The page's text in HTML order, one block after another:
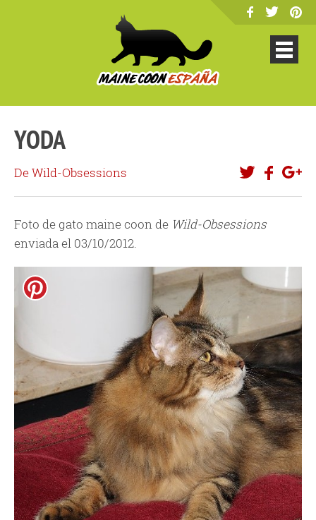
YODA
De Wild-Obsessions
Foto de gato maine coon de Wild-Obsessions
enviada el 03/10/2012.